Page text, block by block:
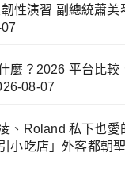
性演習 副總統蕭美
麼？2026 平台比較
08-07
、Roland 私下也愛
小吃店」外客都朝